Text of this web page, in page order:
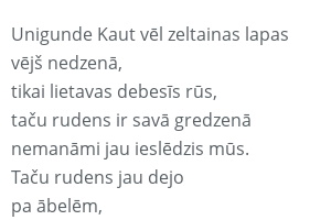
Unigunde Kaut vēl zeltainas lapas
vējš nedzenā,
tikai lietavas debesīs rūs,
taču rudens ir savā gredzenā
nemanāmi jau ieslēdzis mūs.
Taču rudens jau dejo
pa ābelēm,